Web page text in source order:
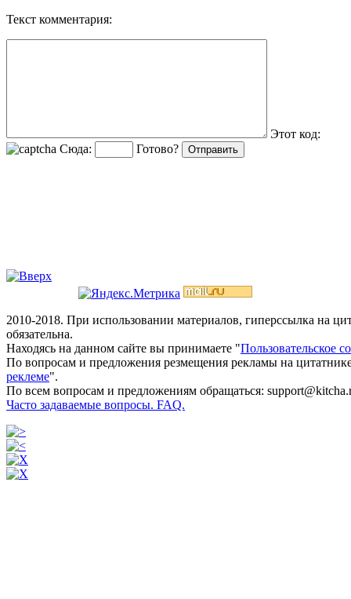
Текст комментария:
Этот код:
Сюда:
Готово?
2010-2018. При использовании материалов, гиперссылка на
обязательна.
Находясь на данном сайте вы принимаете "Пользовательское
По вопросам и предложения резмещения рекламы на
реклеме".
По всем вопросам и предложениям обращаться:
Часто задаваемые вопросы. FAQ.